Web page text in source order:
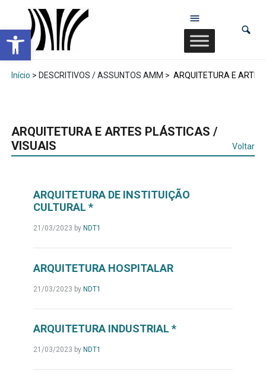
Abrir a barra de ferramentas
Início > DESCRITIVOS / ASSUNTOS AMM > ARQUITETURA E
ARQUITETURA E ARTES PLÁSTICAS /
VISUAIS
Voltar
ARQUITETURA DE INSTITUIÇÃO
CULTURAL *
21/03/2023 by NDT1
ARQUITETURA HOSPITALAR
21/03/2023 by NDT1
ARQUITETURA INDUSTRIAL *
21/03/2023 by NDT1